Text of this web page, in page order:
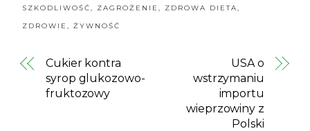
SZKODLIWOŚĆ, ZAGROŻENIE, ZDROWA DIETA,
ZDROWIE,ŻYWNOŚĆ
Cukier kontra
syrop glukozowo-
fruktozowy
USA o
wstrzymaniu
importu
wieprzowiny z
Polski